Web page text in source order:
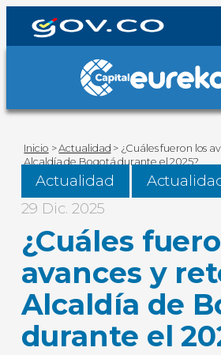
Inicio >Actualidad > ¿Cuáles fueron los
Alcaldía de Bogotá durante el 2025?
Actualidad
29 Dic. 2025
¿Cuáles
avances y
Alcaldía de
durante el